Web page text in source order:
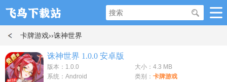
卡牌游戏››诛神世界
诛神世界 1.0.0 安卓版
版本：1.0.0
大小：4.3 MB
系统：Android
类别： 卡牌游戏